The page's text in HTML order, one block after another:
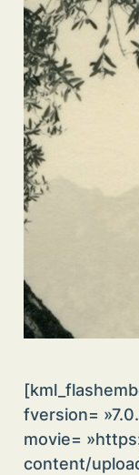
fversion=
movie=
content/